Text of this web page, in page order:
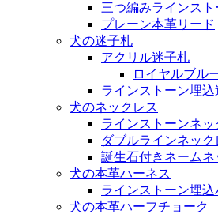
三つ編みラインス
プレーン本革リード
犬の迷子札
アクリル迷子札
ロイヤルブル
ラインストーン埋
犬のネックレス
ラインストーンネッ
ダブルラインネック
誕生石付きネームネ
犬の本革ハーネス
ラインストーン埋込
犬の本革ハーフチョーク